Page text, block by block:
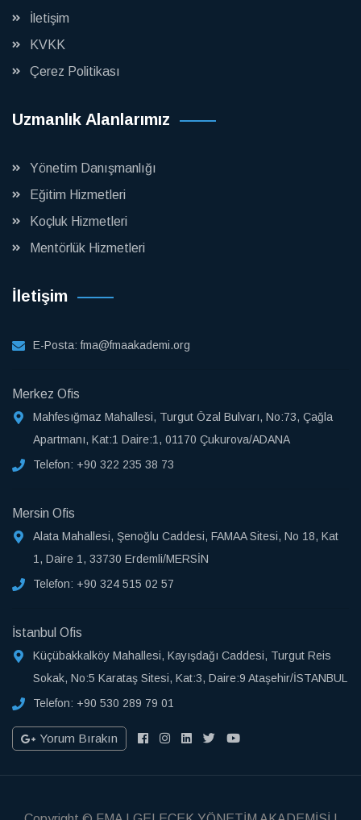
İletişim
KVKK
Çerez Politikası
Uzmanlık Alanlarımız
Yönetim Danışmanlığı
Eğitim Hizmetleri
Koçluk Hizmetleri
Mentörlük Hizmetleri
İletişim
E-Posta:fma@fmaakademi.org
Merkez Ofis
Mahfesığmaz Mahallesi, Turgut Özal Bulvarı, No:73, Çağla
Apartmanı, Kat:1 Daire:1, 01170 Çukurova/ADANA
Telefon: +90 322 235 38 73
Mersin Ofis
Alata Mahallesi, Şenoğlu Caddesi, FAMAA Sitesi, No 18, Kat
1, Daire 1, 33730 Erdemli/MERSİN
Telefon: +90 324 515 02 57
İstanbul Ofis
Küçübakkalköy Mahallesi, Kayışdağı Caddesi, Turgut Reis
Sokak, No:5 Karataş Sitesi, Kat:3, Daire:9 Ataşehir/İSTANBUL
Telefon: +90 530 289 79 01
Yorum Bırakın